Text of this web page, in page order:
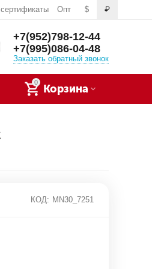
$ ₽
Опт
+7(952)798-12-44
+7(995)086-04-48
Заказать обратный звонок
0
Корзина
КОД: MN30_7251